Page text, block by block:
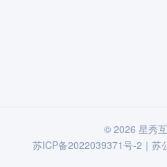
© 2026 星秀
苏ICP备2022039371号-2｜苏